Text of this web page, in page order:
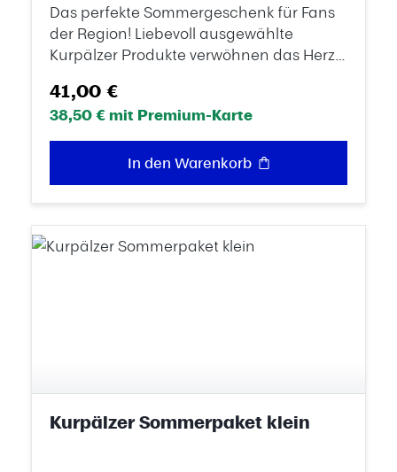
Das perfekte Sommergeschenk für Fans
der Region! Liebevoll ausgewählte
Kurpälzer Produkte verwöhnen das Herz
Produkte aus dem Kurpälzer
Sommerpaket! Inhalt des
Pakets:Hausgemachte Nudeln vom
Bäcker Bauer, 350 gBärlauch Pesto, 140
gGrill Senf, 140 g Himbeeressig, 250
Regulärer Preis:
41,00 €
38,50 € mit Premium-Karte
In den Warenkorb
Kurpälzer Sommerpaket klein